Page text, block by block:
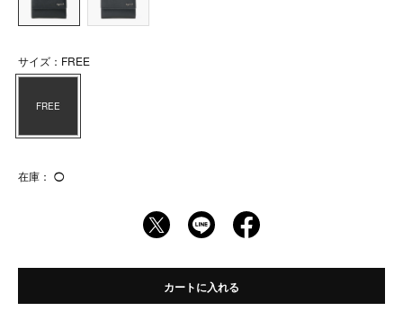
サイズ：FREE
FREE
在庫： ◯
カートに入れる